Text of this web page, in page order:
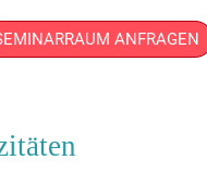
ANFRAGEN